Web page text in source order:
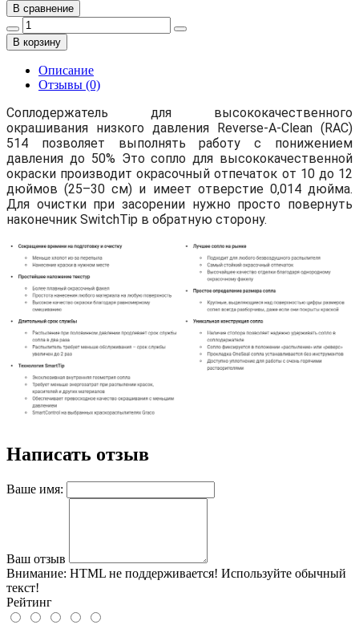
В сравнение
В корзину
Описание
Отзывы (0)
Соплодержатель для высококачественного
окрашивания низкого давления Reverse-A-Clean (RAC)
514 позволяет выполнять работу с понижением
давления до 50% Это сопло для высококачественной
окраски производит окрасочный отпечаток от 10 до 12
дюймов (25–30 см) и имеет отверстие 0,014 дюйма.
Для очистки при засорении нужно просто повернуть
наконечник SwitchTip в обратную сторону.
Написать отзыв
Ваше имя:
Ваш отзыв
Внимание: HTML не поддерживается! Используйте обычный
текст!
Рейтинг